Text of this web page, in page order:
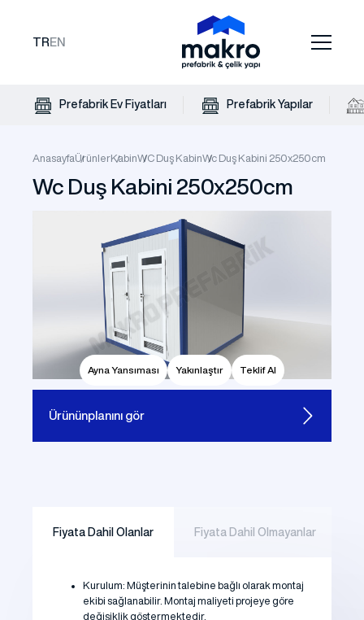
TR EN
Prefabrik Ev Fiyatları Prefabrik Yapılar
AnasayfaÜrünlerKabinWC Duş KabinWc Duş Kabini 250x250cm
Wc Duş Kabini 250x250cm
Ayna Yansıması Yakınlaştır Teklif Al
Ürününplanını gör
Fiyata Dahil Olanlar Fiyata Dahil Olmayanlar
Kurulum: Müşterinin talebine bağlı olarak montaj
ekibi sağlanabilir. Montaj maliyeti projeye göre
değişiklik göstermektedir.